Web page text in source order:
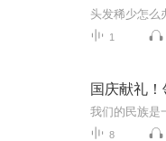
1
国庆献礼
8